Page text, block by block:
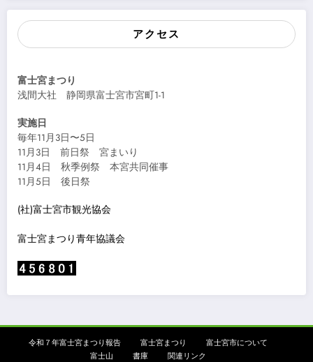
アクセス
富士宮まつり
浅間大社 静岡県富士宮市宮町1-1
実施日
毎年11月3日〜5日
11月3日 前日祭 宮まいり
11月4日 秋季例祭 本宮共同催事
11月5日 後日祭
(社)富士宮市観光協会
富士宮まつり青年協議会
令和７年富士宮まつり報告 富士宮まつり
富士宮市について
富士山
書庫 関連リンク